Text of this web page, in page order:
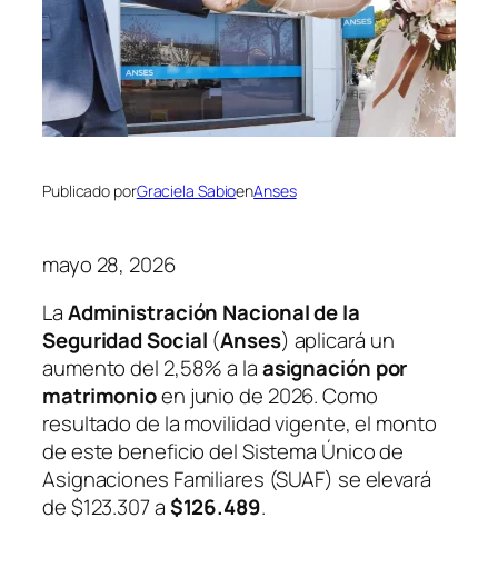
Publicado porGraciela SabioenAnses
mayo 28, 2026
LaAdministración Nacional de la
Seguridad Social (Anses) aplicará un
aumento del 2,58% a laasignación por
matrimonioen junio de 2026. Como
resultado de la movilidad vigente, el monto
de este beneficio del Sistema Único de
Asignaciones Familiares (SUAF) se elevará
de $123.307 a$126.489.